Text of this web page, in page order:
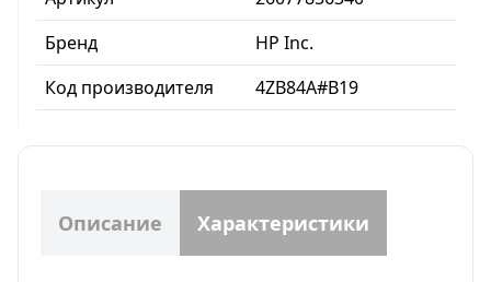
Бренд
HP Inc.
Код производителя
4ZB84A#B19
Описание Характеристики